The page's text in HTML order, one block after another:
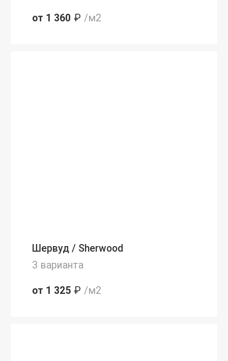
от 1 360 ₽ /м2
Шервуд / Sherwood
3 варианта
от 1 325 ₽ /м2